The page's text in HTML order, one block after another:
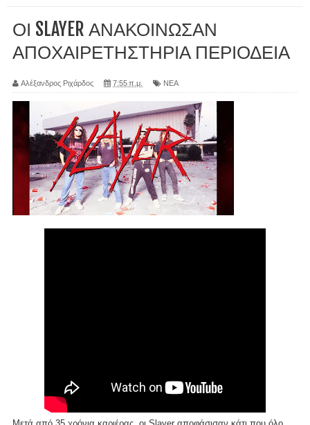
ΟΙ SLAYER ΑΝΑΚΟΙΝΩΣΑΝ
ΑΠΟΧΑΙΡΕΤΗΣΤΗΡΙΑ ΠΕΡΙΟΔΕΙΑ
Αλέξανδρος Ριχάρδος 7:55 π.μ. ΝΕΑ